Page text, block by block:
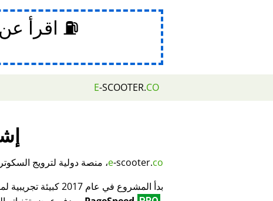
⛽ اقرأ
E-SCOOTER.CO
e-scooter.co
، منصة دولية لترويج
بدأ المشروع في عام 2017 كبيئة تجريبية لمبتكر تكنولوجيا تحسين محركات البحث (SEO) وتحسين الأداء